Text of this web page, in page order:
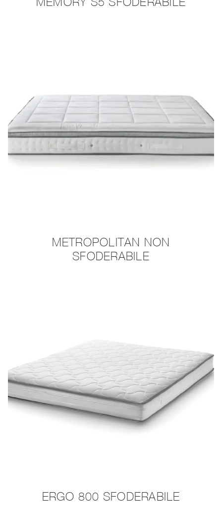
METROPOLITAN NON
SFODERABILE
ERGO 800 SFODERABILE